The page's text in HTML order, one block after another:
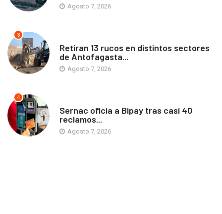
Agosto 7, 2026
3
Retiran 13 rucos en distintos sectores
de Antofagasta...
Agosto 7, 2026
4
Sernac oficia a Bipay tras casi 40
reclamos...
Agosto 7, 2026